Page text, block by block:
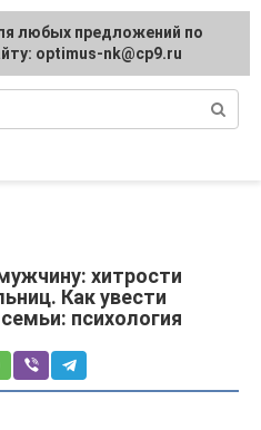
хитрости
Как увести
психология
любых предложений по
[email protected]
любых предложений по
optimus-nk@cp9.ru